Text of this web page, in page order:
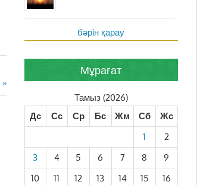
бәрін қарау
Мұрағат
Тамыз (2026)
Дс
Сс Ср Бс Жм Сб
Жс
1
2
3
4 5 6 7 8
9
10
11 12 13 14 15
16